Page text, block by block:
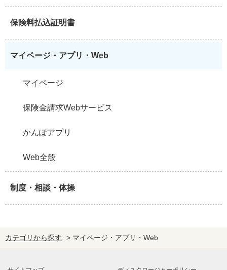
保険料払込証明書
マイページ・アプリ・Web
マイページ
保険金請求Webサービス
かんぽアプリ
Web全般
制度・相談・体操
カテゴリから探す > マイページ・アプリ・Web